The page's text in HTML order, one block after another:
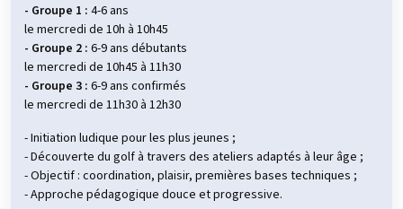
- Groupe 1 : 4-6 ans
le mercredi de 10h à 10h45
- Groupe 2 : 6-9 ans débutants
le mercredi de 10h45 à 11h30
- Groupe 3 : 6-9 ans confirmés
le mercredi de 11h30 à 12h30
- Initiation ludique pour les plus jeunes ;
- Découverte du golf à travers des ateliers adaptés à leur âge ;
- Objectif : coordination, plaisir, premières bases techniques ;
- Approche pédagogique douce et progressive.